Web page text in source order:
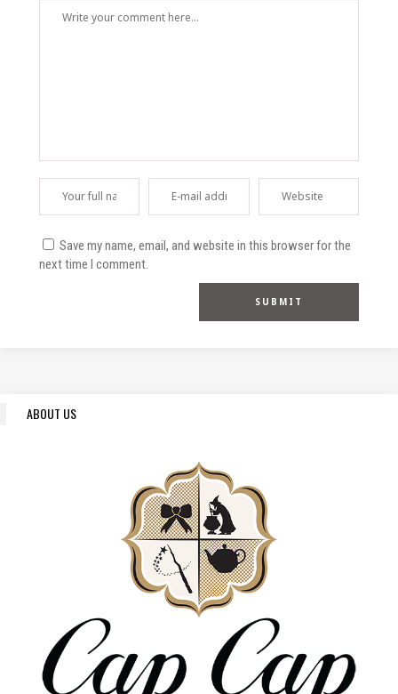
Save my name, email, and website in this browser for the
next time I comment.
ABOUT US